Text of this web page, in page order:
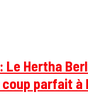
Le Hertha
parfait à